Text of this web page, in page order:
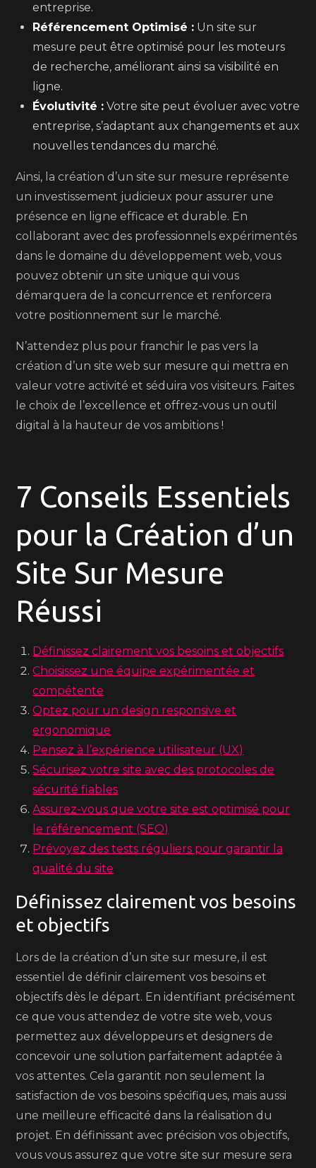
entreprise.
Référencement Optimisé : Un site sur
mesure peut être optimisé pour les moteurs
de recherche, améliorant ainsi sa visibilité en
ligne.
Évolutivité : Votre site peut évoluer avec votre
entreprise, s’adaptant aux changements et aux
nouvelles tendances du marché.
Ainsi, la création d’un site sur mesure représente
un investissement judicieux pour assurer une
présence en ligne efficace et durable. En
collaborant avec des professionnels expérimentés
dans le domaine du développement web, vous
pouvez obtenir un site unique qui vous
démarquera de la concurrence et renforcera
votre positionnement sur le marché.
N’attendez plus pour franchir le pas vers la
création d’un site web sur mesure qui mettra en
valeur votre activité et séduira vos visiteurs. Faites
le choix de l’excellence et offrez-vous un outil
digital à la hauteur de vos ambitions !
7 Conseils Essentiels
pour la Création d’un
Site Sur Mesure
Réussi
Définissez clairement vos besoins et objectifs
Choisissez une équipe expérimentée et
compétente
Optez pour un design responsive et
ergonomique
Pensez à l’expérience utilisateur (UX)
Sécurisez votre site avec des protocoles de
sécurité fiables
Assurez-vous que votre site est optimisé pour
le référencement (SEO)
Prévoyez des tests réguliers pour garantir la
qualité du site
Définissez clairement vos besoins
et objectifs
Lors de la création d’un site sur mesure, il est
essentiel de définir clairement vos besoins et
objectifs dès le départ. En identifiant précisément
ce que vous attendez de votre site web, vous
permettez aux développeurs et designers de
concevoir une solution parfaitement adaptée à
vos attentes. Cela garantit non seulement la
satisfaction de vos besoins spécifiques, mais aussi
une meilleure efficacité dans la réalisation du
projet. En définissant avec précision vos objectifs,
vous vous assurez que votre site sur mesure sera